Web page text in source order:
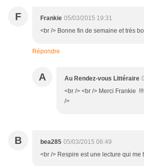
F Frankie 05/03/2015 19:31
<br /> Bonne fin de semaine et très
Répondre
A Au Rendez-vous Littéraire
<br /> <br /> Merci Frankie
/>
B bea285 05/03/2015 06:49
<br /> Respire est une lecture qui me